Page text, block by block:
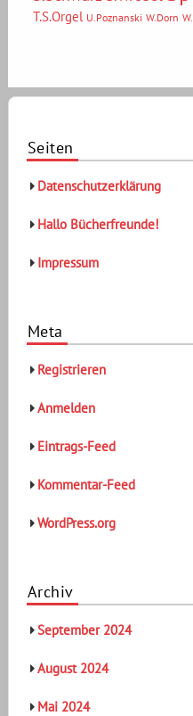
T.S.Orgel U.Poznanski W.Dorn
Seiten
Datenschutzerklärung
Hallo Bücherfreunde!
Impressum
Meta
Registrieren
Anmelden
Eintrags-Feed
Kommentar-Feed
WordPress.org
Archiv
September 2024
August 2024
Mai 2024